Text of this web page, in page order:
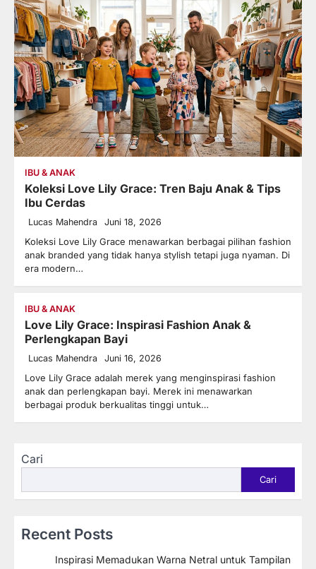
IBU & ANAK
Koleksi Love Lily Grace: Tren Baju Anak & Tips
Ibu Cerdas
Lucas Mahendra Juni 18, 2026
Koleksi Love Lily Grace menawarkan berbagai pilihan fashion
anak branded yang tidak hanya stylish tetapi juga nyaman. Di
era modern…
IBU & ANAK
Love Lily Grace: Inspirasi Fashion Anak &
Perlengkapan Bayi
Lucas Mahendra Juni 16, 2026
Love Lily Grace adalah merek yang menginspirasi fashion
anak dan perlengkapan bayi. Merek ini menawarkan
berbagai produk berkualitas tinggi untuk…
Cari
Cari
Recent Posts
Inspirasi Memadukan Warna Netral untuk Tampilan